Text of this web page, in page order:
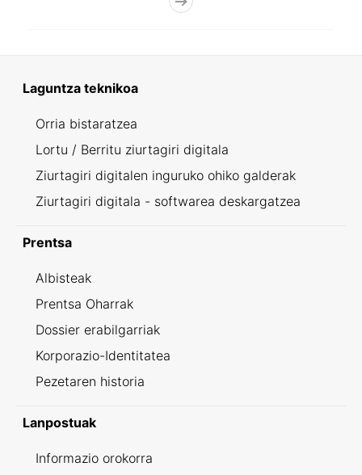
Laguntza teknikoa
Orria bistaratzea
Lortu / Berritu ziurtagiri digitala
Ziurtagiri digitalen inguruko ohiko galderak
Ziurtagiri digitala - softwarea deskargatzea
Prentsa
Albisteak
Prentsa Oharrak
Dossier erabilgarriak
Korporazio-Identitatea
Pezetaren historia
Lanpostuak
Informazio orokorra